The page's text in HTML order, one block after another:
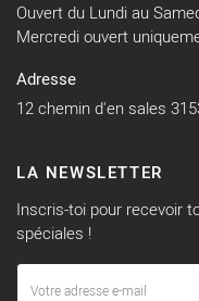
Ouvert du Lundi au
Mercredi ouvert
Adresse
12 chemin d'en sales
LA NEWSLETTER
Inscris-toi pour recevoir
spéciales !